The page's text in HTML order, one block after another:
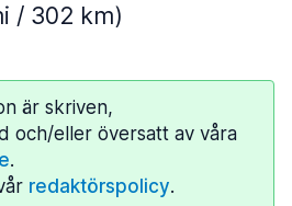
/ 302 km)
är skriven,
och/eller översatt av våra
.
redaktörspolicy.